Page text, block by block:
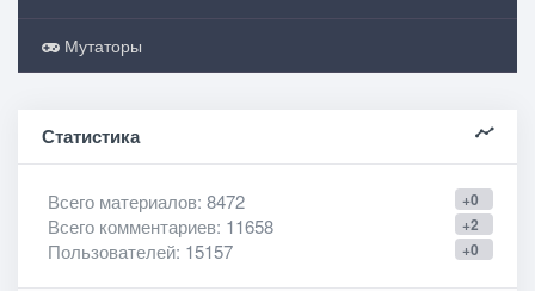
Мутаторы
Статистика
+0
Всего материалов: 8472
+2
Всего комментариев: 11658
+0
Пользователей: 15157